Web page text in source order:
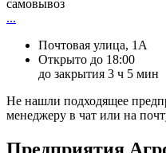
самовывоз
...
Почтовая улица, 1А
Открыто до 18:00
до закрытия 3 ч 5 мин
Не нашли подходящее
менеджеру в чат или на
Предприятия